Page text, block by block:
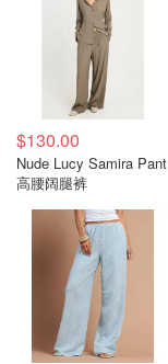
$130.00
Nude Lucy Samira Pant
高腰阔腿裤